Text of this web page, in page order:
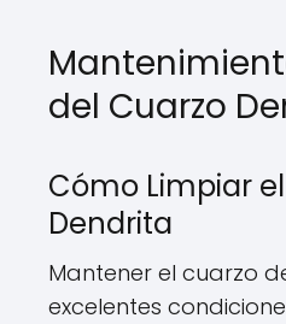
del Cuarzo
Cómo Limpiar
Dendrita
Mantener el cuarzo
excelentes